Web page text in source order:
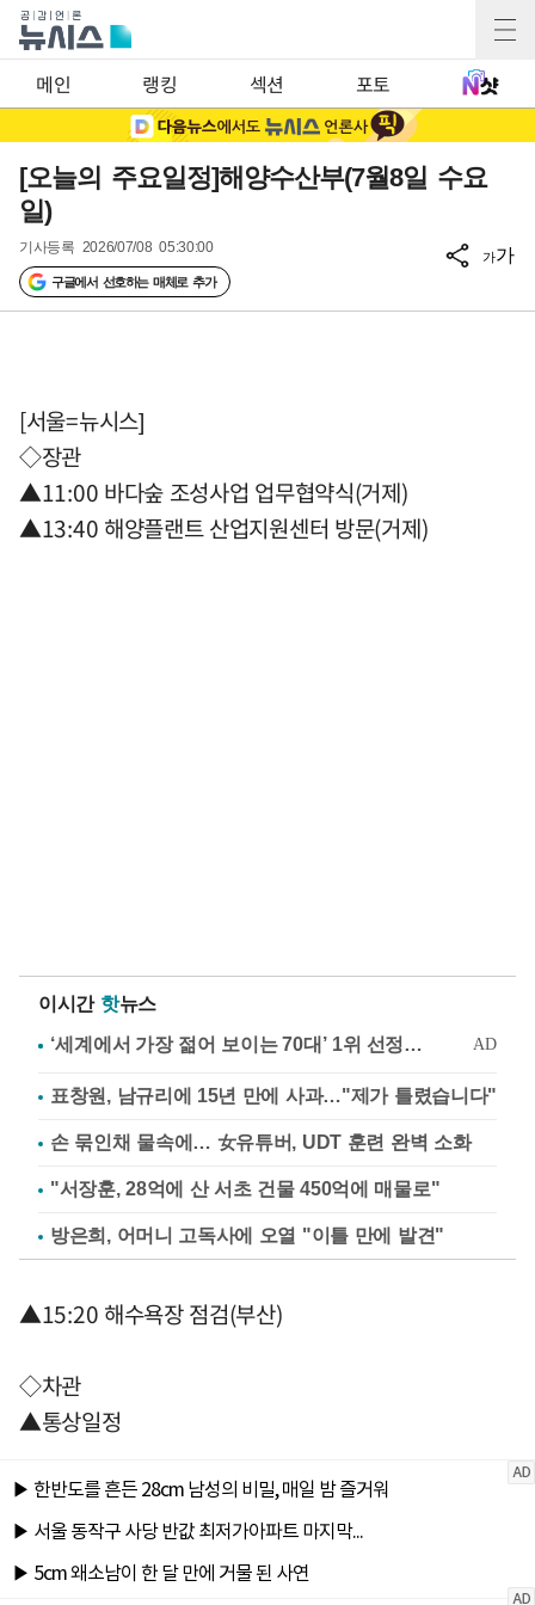
메인 랭킹 섹션 포토
[오늘의 주요일정]해양수산부(7월8일 수요
일)
기사등록 2026/07/08 05:30:00
구글에서 선호하는 매체로 추가
가가
[서울=뉴시스]
◇장관
▲11:00 바다숲 조성사업 업무협약식(거제)
▲13:40 해양플랜트 산업지원센터 방문(거제)
이시간 핫뉴스
표창원, 남규리에 15년 만에 사과…"제가 틀렸습니다"
손 묶인채 물속에… 女유튜버, UDT 훈련 완벽 소화
"서장훈, 28억에 산 서초 건물 450억에 매물로"
방은희, 어머니 고독사에 오열 "이틀 만에 발견"
▲15:20 해수욕장 점검(부산)
◇차관
▲통상일정